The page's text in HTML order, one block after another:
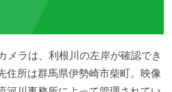
メラは、利根川の左岸が確認でき
住所は群馬県伊勢崎市柴町。映像